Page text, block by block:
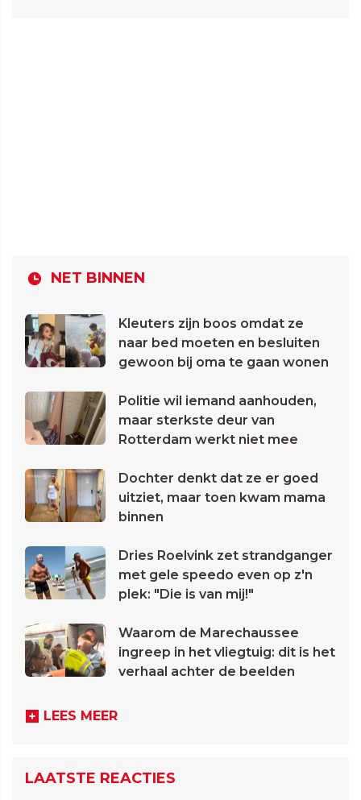
NET BINNEN
Kleuters zijn boos omdat ze
naar bed moeten en besluiten
gewoon bij oma te gaan wonen
Politie wil iemand aanhouden,
maar sterkste deur van
Rotterdam werkt niet mee
Dochter denkt dat ze er goed
uitziet, maar toen kwam mama
binnen
Dries Roelvink zet strandganger
met gele speedo even op z'n
plek: "Die is van mij!"
Waarom de Marechaussee
ingreep in het vliegtuig: dit is het
verhaal achter de beelden
LEES MEER
LAATSTE REACTIES